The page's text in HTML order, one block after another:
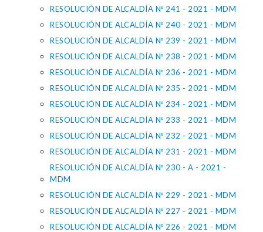
RESOLUCIÓN DE ALCALDÍA Nº 241 - 2021 - MDM
RESOLUCIÓN DE ALCALDÍA Nº 240 - 2021 - MDM
RESOLUCIÓN DE ALCALDÍA Nº 239 - 2021 - MDM
RESOLUCIÓN DE ALCALDÍA Nº 238 - 2021 - MDM
RESOLUCIÓN DE ALCALDÍA Nº 236 - 2021 - MDM
RESOLUCIÓN DE ALCALDÍA Nº 235 - 2021 - MDM
RESOLUCIÓN DE ALCALDÍA Nº 234 - 2021 - MDM
RESOLUCIÓN DE ALCALDÍA Nº 233 - 2021 - MDM
RESOLUCIÓN DE ALCALDÍA Nº 232 - 2021 - MDM
RESOLUCIÓN DE ALCALDÍA Nº 231 - 2021 - MDM
RESOLUCIÓN DE ALCALDÍA Nº 230 - A - 2021 -
MDM
RESOLUCIÓN DE ALCALDÍA Nº 229 - 2021 - MDM
RESOLUCIÓN DE ALCALDÍA Nº 227 - 2021 - MDM
RESOLUCIÓN DE ALCALDÍA Nº 226 - 2021 - MDM